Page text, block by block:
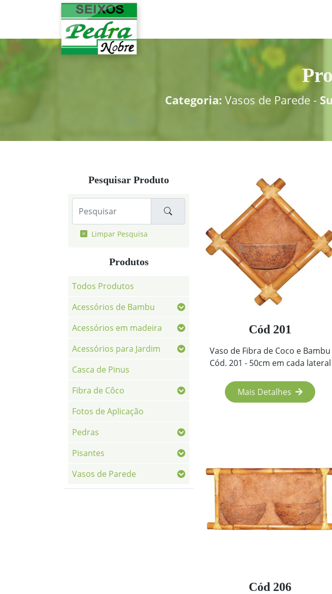
Categoria: Vasos de Parede -
Pesquisar Produto
Limpar Pesquisa
Produtos
Todos Produtos
Acessórios de Bambu
Acessórios em madeira
Acessórios para Jardim
Casca de Pinus
Fibra de Côco
Fotos de Aplicação
Pedras
Pisantes
Vasos de Parede
Cód 201
Vaso de Fibra de Coco e Bambu
Cód. 201 - 50cm em cada lateral
Mais Detalhes
Cód 206